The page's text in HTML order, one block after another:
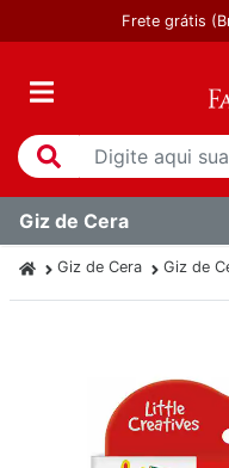
Frete grátis
Giz de Cera
Giz de Cera Giz de